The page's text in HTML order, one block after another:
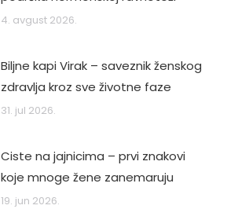
4. avgust 2026.
Biljne kapi Virak – saveznik ženskog
zdravlja kroz sve životne faze
31. jul 2026.
Ciste na jajnicima – prvi znakovi
koje mnoge žene zanemaruju
19. jun 2026.